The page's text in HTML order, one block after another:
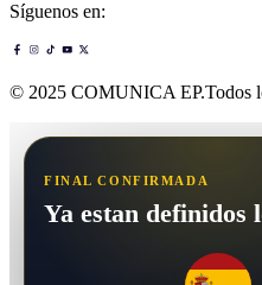
Síguenos en:
© 2025 COMUNICA EP.Todos
FINAL CONFIRMADA
Ya estan definidos